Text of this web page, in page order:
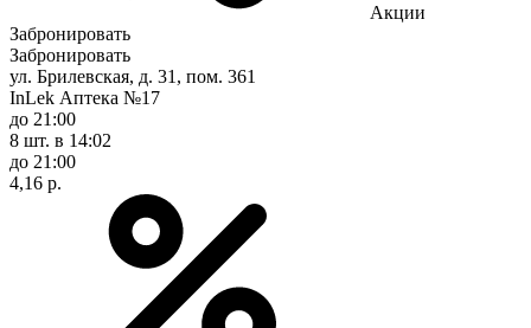
Акции
Забронировать
Забронировать
ул. Брилевская, д. 31, пом. 361
InLek Аптека №17
до 21:00
8 шт. в 14:02
до 21:00
4,16 р.